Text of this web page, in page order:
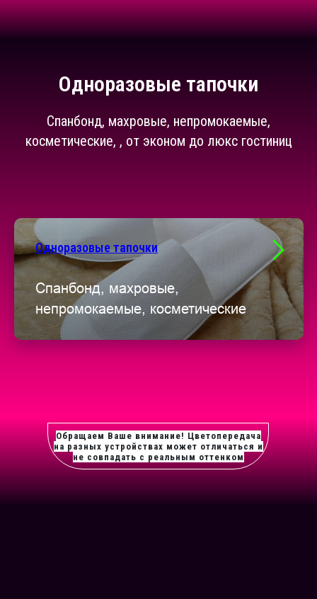
Одноразовые тапочки
Спанбонд, махровые, непромокаемые,
косметические, , от эконом до люкс гостиниц
Одноразовые тапочки
Спанбонд, махровые,
непромокаемые, косметические
Обращаем Ваше внимание! Цветопередача
на разных устройствах может отличаться и
не совпадать с реальным оттенком